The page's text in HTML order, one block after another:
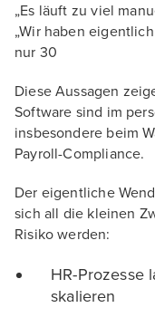
„Es läuft zu viel
„Wir haben
nur 30
Diese Aussagen
Software sind im
insbesondere beim
Payroll-Compliance.
Der eigentliche
sich all die kleinen
Risiko werden:
HR-Prozesse
skalieren